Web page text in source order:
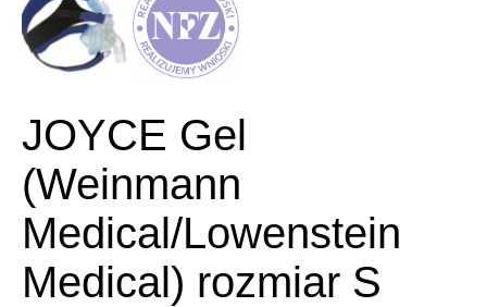
JOYCE Gel
(Weinmann
Medical/Lowenstein
Medical) rozmiar S